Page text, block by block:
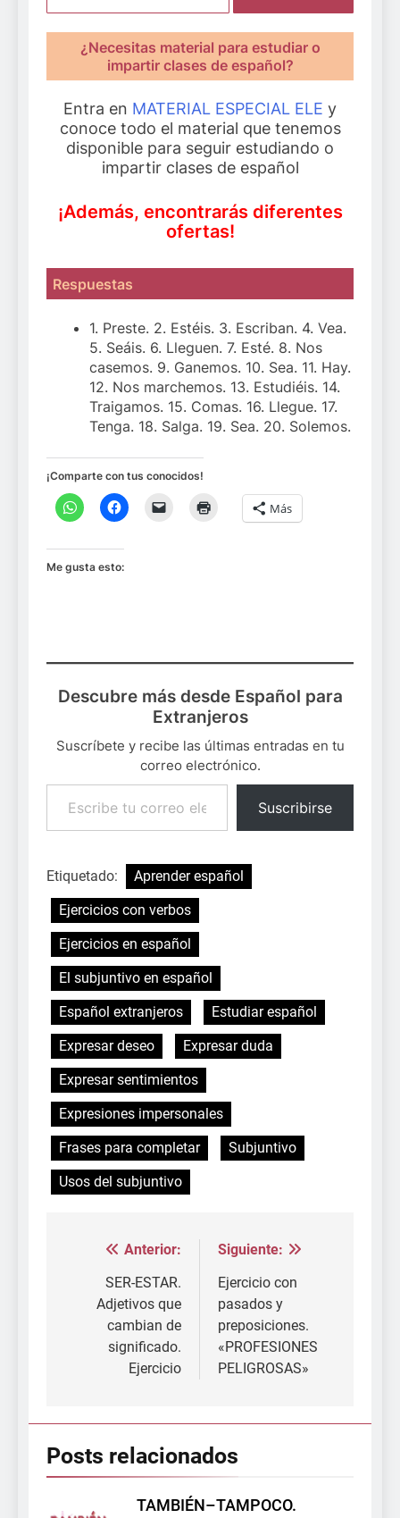
¿Necesitas material para estudiar o
impartir clases de español?
Entra en MATERIAL ESPECIAL ELE y
conoce todo el material que tenemos
disponible para seguir estudiando o
impartir clases de español
¡Además, encontrarás diferentes
ofertas!
Respuestas
1. Preste. 2. Estéis. 3. Escriban. 4. Vea.
5. Seáis. 6. Lleguen. 7. Esté. 8. Nos
casemos. 9. Ganemos. 10. Sea. 11. Hay.
12. Nos marchemos. 13. Estudiéis. 14.
Traigamos. 15. Comas. 16. Llegue. 17.
Tenga. 18. Salga. 19. Sea. 20. Solemos.
¡Comparte con tus conocidos!
Más
Me gusta esto:
Descubre más desde Español para
Extranjeros
Suscríbete y recibe las últimas entradas en tu
correo electrónico.
Escribe tu correo electrónico…
Suscribirse
Etiquetado:
Aprender español
Ejercicios con verbos
Ejercicios en español
El subjuntivo en español
Español extranjeros
Estudiar español
Expresar deseo
Expresar duda
Expresar sentimientos
Expresiones impersonales
Frases para completar
Subjuntivo
Usos del subjuntivo
Navegación
entradas
Anterior:
SER-ESTAR.
Adjetivos que
cambian de
significado.
Ejercicio
Siguiente:
Ejercicio con
pasados y
preposiciones.
«PROFESIONES
PELIGROSAS»
Posts relacionados
TAMBIÉN–TAMPOCO.